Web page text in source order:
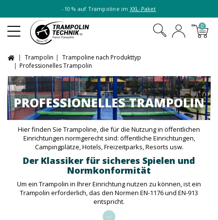
-10 % auf Trampoline im XXL-Paket
0
Trampolin
Trampoline nach Produkttyp
Professionelles Trampolin
PROFESSIONELLES TRAMPOLIN
Hier finden Sie Trampoline, die für die Nutzung in öffentlichen
Einrichtungen normgerecht sind: öffentliche Einrichtungen,
Campingplätze, Hotels, Freizeitparks, Resorts usw.
Der Klassiker für sicheres Spielen und
Normkonformität
Um ein Trampolin in Ihrer Einrichtung nutzen zu können, ist ein
Trampolin erforderlich, das den Normen EN-1176 und EN-913
entspricht.
...